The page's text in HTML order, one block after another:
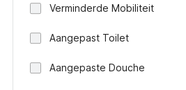
Verminderde Mobiliteit
Aangepast Toilet
Aangepaste Douche